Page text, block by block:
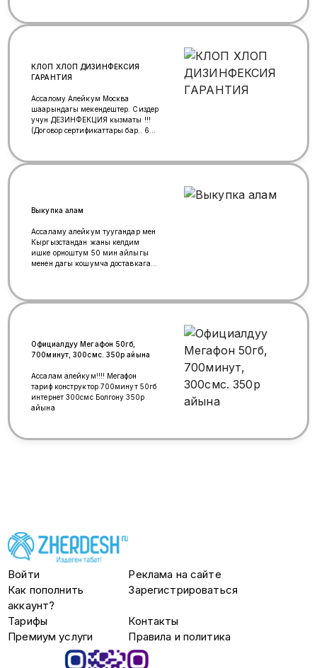
КЛОП ХЛОП ДИЗИНФЕКСИЯ
ГАРАНТИЯ
Ассалому Алейкум Москва
шаарындагы мекендештер. Сиздер
учун ДЕЗИНФЕКЦИЯ кызматы !!!
(Договор сертификаттары бар.. 6
зыйандуу заттардан озуно жараша
Выкупка алам
Ассаламу алейкум туугандар мен
Кыргызстандан жаны келдим
ишке орноштум 50 мин айлыгы
менен дагы кошумча доставкага
салярис) айлыгым айдын
Ватсап бар
Официалдуу Мегафон 50гб,
700минут, 300смс. 350р айына
Ассалам алейкум!!!! Мегафон
тариф конструктор 700минут 50гб
интернет 300смс Болгону 350р
айына
Войти
Реклама на сайте
Как пополнить
аккаунт?
Зарегистрироваться
Тарифы
Контакты
Премиум услуги
Правила и политика